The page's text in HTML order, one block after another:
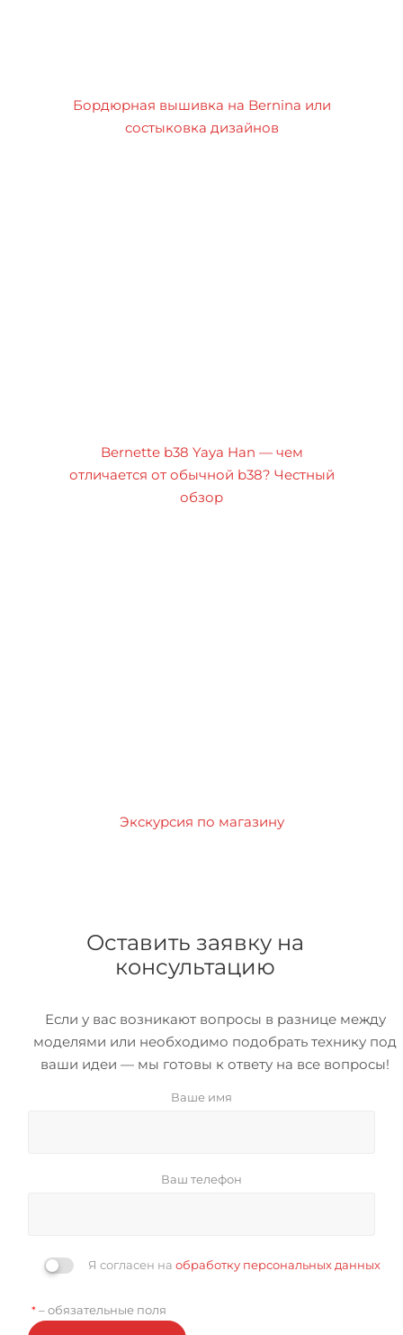
Бордюрная вышивка на Bernina или
состыковка дизайнов
Bernette b38 Yaya Han — чем
отличается от обычной b38? Честный
обзор
Экскурсия по магазину
Оставить заявку на
консультацию
Если у вас возникают вопросы в разнице между
моделями или необходимо подобрать технику под
ваши идеи — мы готовы к ответу на все вопросы!
Ваше имя
Ваш телефон
Я согласен на обработку персональных данных
* – обязательные поля